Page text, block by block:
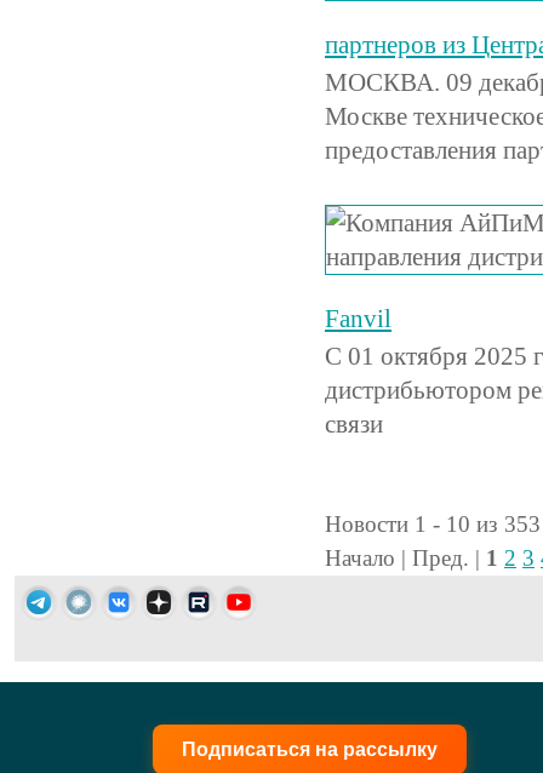
партнеров из
МОСКВА. 09
Москве
предоставления
Fanvil
С 01 октября 2025
дистрибьютором
связи
Новости 1 - 10 из 353
Начало | Пред. | 1 2 3
Подписаться на рассылку